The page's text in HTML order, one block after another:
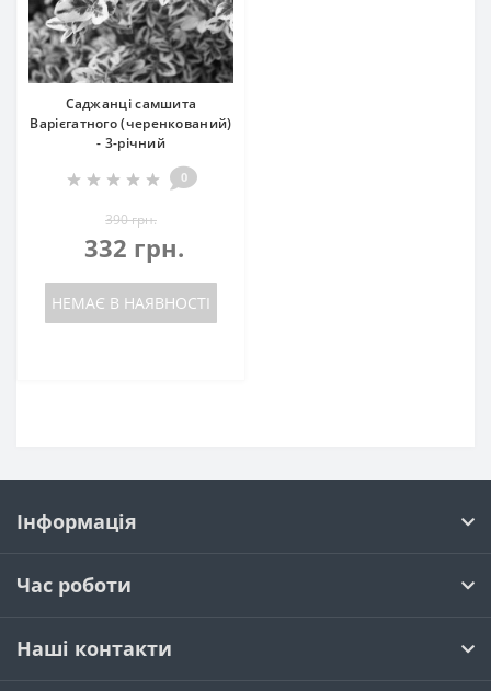
Саджанці самшита
Варієгатного (черенкований)
- 3-річний
0
390 грн.
332 грн.
НЕМАЄ В НАЯВНОСТІ
Інформація
Час роботи
Наші контакти